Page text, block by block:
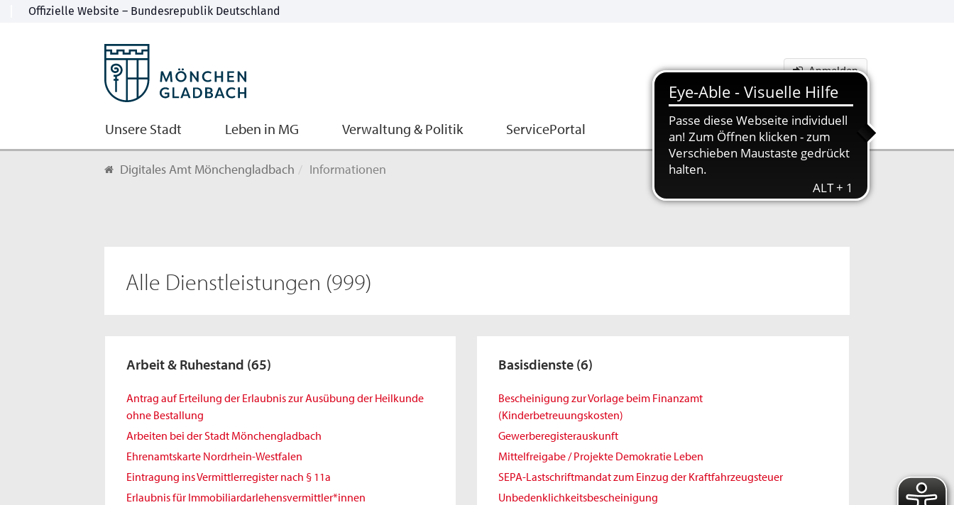
Anmelden
Unsere Stadt Leben in MG Verwaltung & Politik ServicePortal
Digitales Amt Mönchengladbach Informationen
Alle Dienstleistungen (999)
Arbeit & Ruhestand (65)
Antrag auf Erteilung der Erlaubnis zur Ausübung der Heilkunde
ohne Bestallung
Arbeiten bei der Stadt Mönchengladbach
Ehrenamtskarte Nordrhein-Westfalen
Eintragung ins Vermittlerregister nach § 11a
Erlaubnis für Immobiliardarlehensvermittler*innen
Basisdienste (6)
Bescheinigung zur Vorlage beim Finanzamt
(Kinderbetreuungskosten)
Gewerberegisterauskunft
Mittelfreigabe / Projekte Demokratie Leben
SEPA-Lastschriftmandat zum Einzug der Kraftfahrzeugsteuer
Unbedenklichkeitsbescheinigung